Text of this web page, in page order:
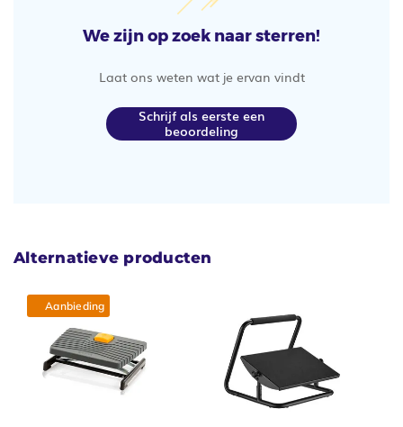
We zijn op zoek naar sterren!
Laat ons weten wat je ervan vindt
Schrijf als eerste een
beoordeling
Alternatieve producten
Aanbieding